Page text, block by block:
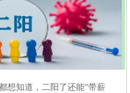
想知道，二阳了还能“带薪